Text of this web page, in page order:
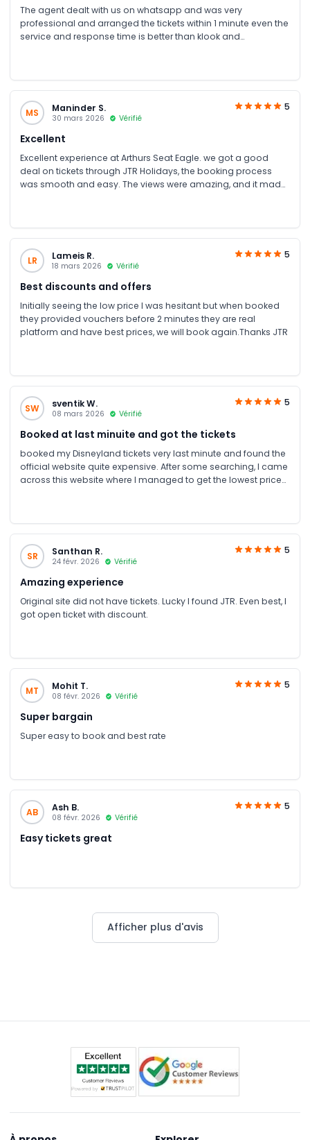
The agent dealt with us on whatsapp and was very
professional and arranged the tickets within 1 minute even the
service and response time is better than klook and
MS Maninder S.
30 mars 2026 Vérifié
5
Excellent
Excellent experience at Arthurs Seat Eagle. we got a good
deal on tickets through JTR Holidays, the booking process
was smooth and easy. The views were amazing, and it made
LR Lameis R.
18 mars 2026 Vérifié
5
Best discounts and offers
Initially seeing the low price I was hesitant but when booked
they provided vouchers before 2 minutes they are real
platform and have best prices, we will book again.Thanks JTR
SW sventik W.
08 mars 2026 Vérifié
5
Booked at last minuite and got the tickets
booked my Disneyland tickets very last minute and found the
official website quite expensive. After some searching, I came
across this website where I managed to get the lowest price
SR Santhan R.
24 févr. 2026 Vérifié
5
Amazing experience
Original site did not have tickets. Lucky I found JTR. Even best, I
got open ticket with discount.
MT Mohit T.
08 févr. 2026 Vérifié
5
Super bargain
Super easy to book and best rate
AB Ash B.
08 févr. 2026 Vérifié
5
Easy tickets great
Afficher plus d'avis